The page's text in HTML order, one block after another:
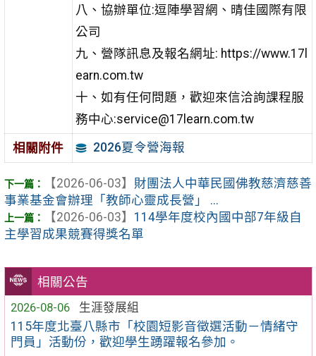
相關公告
2026-08-06
生涯發展組
115年度北臺八縣市「校園短影音徵選活動－情緒守
門員」活動份，歡迎學生踴躍報名參加。
八、協辦單位:逗陣學習網、晴佳國際有限
公司
九、營隊訊息及報名網址: https://www.17l
earn.com.tw
十、如有任何問題，歡迎來信洽詢課程服
務中心:service@17learn.com.tw
相關附件 2026夏令營海報
【2026-06-03】 財團法人中華民國佛教慈濟慈善
事業基金會辦理「教師心靈成長營」 ...
【2026-06-03】 114學年度校內國中部7年級自
主學習成果競賽得獎名單